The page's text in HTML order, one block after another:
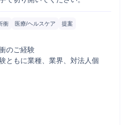
衝 医療/ヘルスケア 提案
のご経験
ともに業種、業界、対法人個